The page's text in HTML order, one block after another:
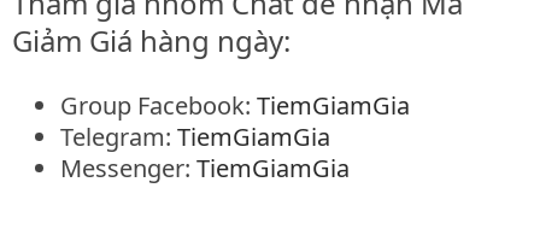
Giảm Giá hàng ngày:
Group Facebook: TiemGiamGia
Telegram: TiemGiamGia
Messenger: TiemGiamGia